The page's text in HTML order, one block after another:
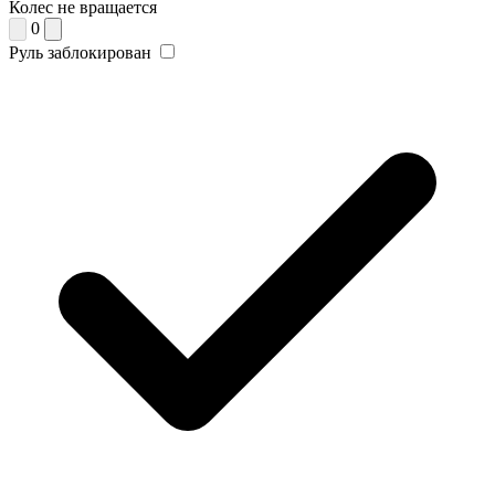
Колес не вращается
0
Руль заблокирован